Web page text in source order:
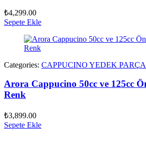
₺4,299.00
Sepete Ekle
Categories: CAPPUCINO YEDEK PARÇA
Arora Cappucino 50cc ve 125cc
Renk
₺3,899.00
Sepete Ekle